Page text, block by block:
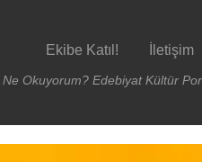
Ekibe Katıl! İletişim
Okuyorum? Edebiyat Kültür